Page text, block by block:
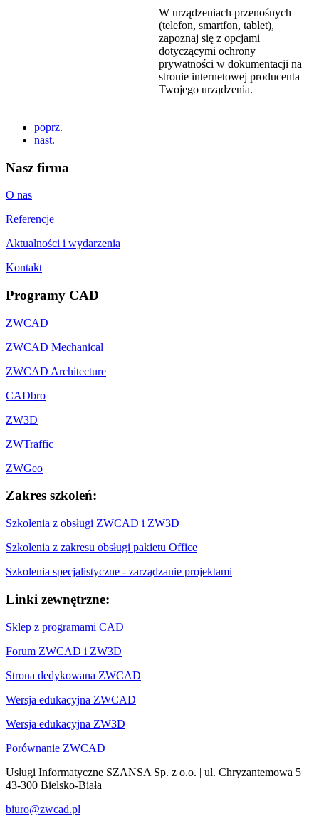
W urządzeniach przenośnych
(telefon, smartfon, tablet),
zapoznaj się z opcjami
dotyczącymi ochrony
prywatności w dokumentacji na
stronie internetowej producenta
Twojego urządzenia.
poprz.
nast.
Nasz firma
O nas
Referencje
Aktualności i wydarzenia
Kontakt
Programy CAD
ZWCAD
ZWCAD Mechanical
ZWCAD Architecture
CADbro
ZW3D
ZWTraffic
ZWGeo
Zakres szkoleń:
Szkolenia z obsługi ZWCAD i ZW3D
Szkolenia z zakresu obsługi pakietu Office
Szkolenia specjalistyczne - zarządzanie projektami
Linki zewnętrzne:
Sklep z programami CAD
Forum ZWCAD i ZW3D
Strona dedykowana ZWCAD
Wersja edukacyjna ZWCAD
Wersja edukacyjna ZW3D
Porównanie ZWCAD
Usługi Informatyczne SZANSA Sp. z o.o. | ul. Chryzantemowa 5 |
43-300 Bielsko-Biała
biuro@zwcad.pl